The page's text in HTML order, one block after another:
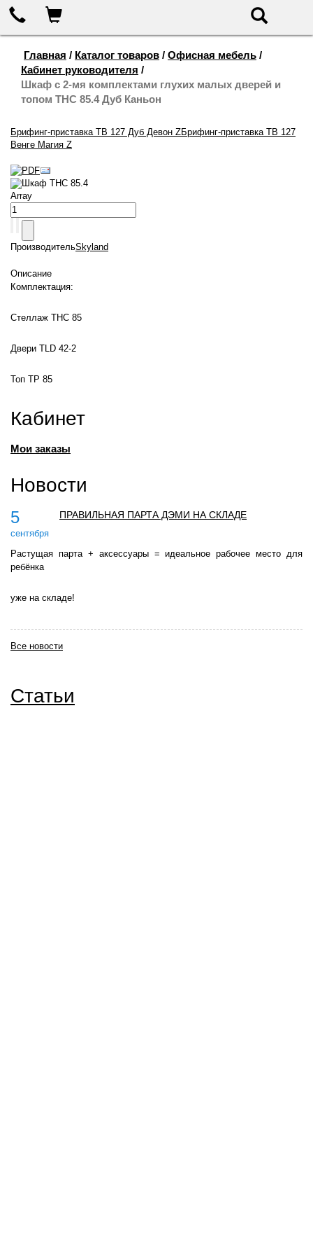
655-888
Корзина Поиск
Главная / Каталог товаров / Офисная мебель /
Кабинет руководителя /
Шкаф с 2-мя комплектами глухих малых дверей и
топом THC 85.4 Дуб Каньон
Брифинг-приставка ТВ 127 Дуб Девон ZБрифинг-приставка ТВ 127
Венге Магия Z
Шкаф THC 85.4
Array
ПроизводительSkyland
Описание
Комплектация:
Стеллаж THC 85
Двери TLD 42-2
Топ TP 85
Кабинет
Мои заказы
Новости
5
сентября
ПРАВИЛЬНАЯ ПАРТА ДЭМИ НА СКЛАДЕ
Растущая парта + аксессуары = идеальное рабочее место для
ребёнка
уже на складе!
Все новости
Статьи